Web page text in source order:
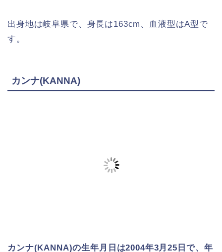
出身地は岐阜県で、身長は163cm、血液型はA型で
す。
カンナ(KANNA)
カンナ(KANNA)の生年月日は2004年3月25日で、年